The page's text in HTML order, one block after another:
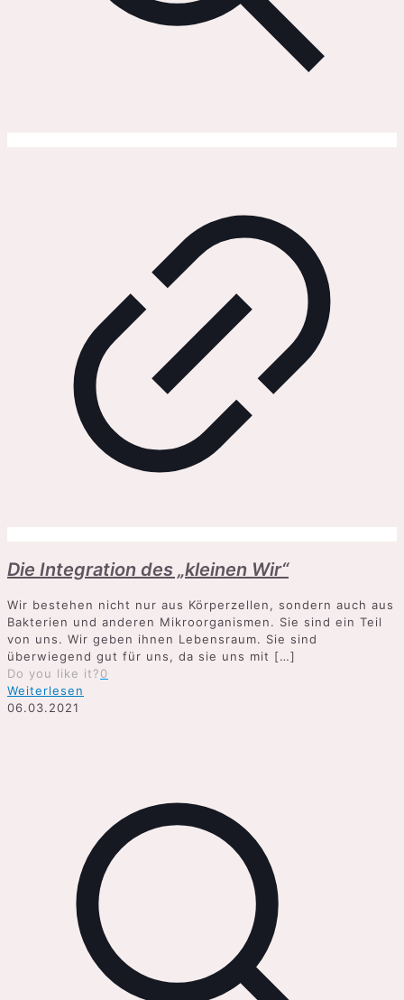
Die Integration des „kleinen Wir“
Wir bestehen nicht nur aus Körperzellen, sondern auch aus
Bakterien und anderen Mikroorganismen. Sie sind ein Teil
von uns. Wir geben ihnen Lebensraum. Sie sind
überwiegend gut für uns, da sie uns mit […]
Do you like it?0
Weiterlesen
06.03.2021